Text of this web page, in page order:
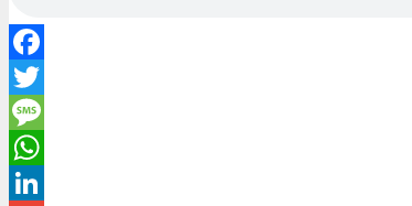
Facebook
Twitter
Message
WhatsApp